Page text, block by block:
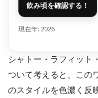
飲み頃を確認する！
現在年:2026
シャトー・ラフィット
ついて考えると、この
のスタイルを色濃く反